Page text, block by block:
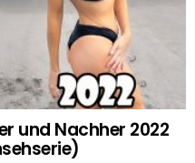
und Nachher 2022